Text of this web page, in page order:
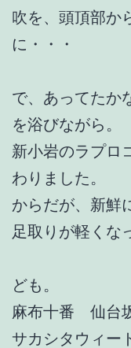
吹を、頭頂部か
に・・・
で、あってたか
を浴びながら。
新小岩のラプロ
わりました。
からだが、新鮮
足取りが軽くな
ども。
麻布十番 仙台
サカシタウィー